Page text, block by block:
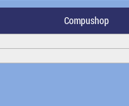
Compushop